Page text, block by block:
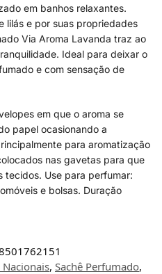
em banhos relaxantes.
lilás e por suas propriedades
Via Aroma Lavanda traz ao
Ideal para deixar o
e com sensação de
em que o aroma se
papel ocasionando a
para aromatização
nas gavetas para que
tecidos. Use para perfumar:
e bolsas. Duração
, Sachê Perfumado,